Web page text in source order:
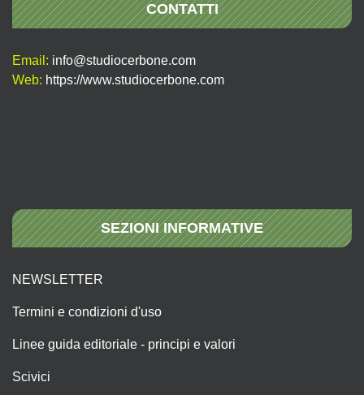
CONTATTI
Email: info@studiocerbone.com
Web: https://www.studiocerbone.com
SEZIONI INFORMATIVE
NEWSLETTER
Termini e condizioni d'uso
Linee guida editoriale - principi e valori
Scivici